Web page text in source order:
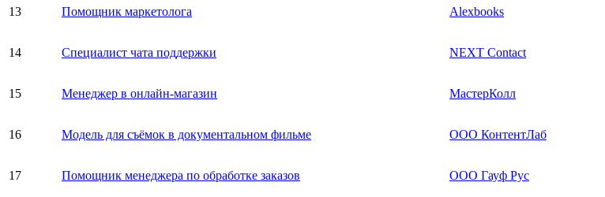
13 Помощник маркетолога Alexbooks
14 Специалист чата поддержки NEXT Contact
15 Менеджер в онлайн-магазин МастерКолл
16 Модель для съёмок в документальном фильме ООО КонтентЛаб
17 Помощник менеджера по обработке заказов ООО Гауф Рус